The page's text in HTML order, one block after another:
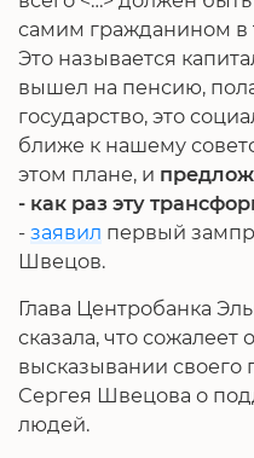
самим гражданином в
Это называется
вышел на пенсию,
государство, это
ближе к нашему
этом плане, и
- как раз эту
- заявил первый
Швецов.
Глава Центробанка
сказала, что сожалеет
высказывании своего
Сергея Швецова о
людей.